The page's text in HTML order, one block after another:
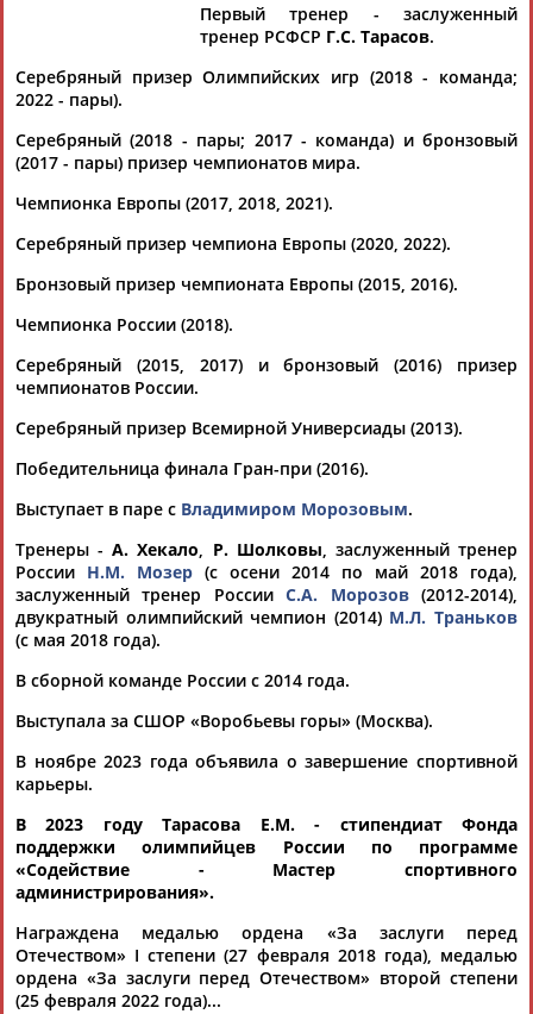
АБАСОВА
АБАЧАРАЕВ
АБАШИДЗЕ
Флюра
АББАТЕ-
Татьяна
АББЯСОВА
Акжана
АБДИКАРИМОВА
Артур
Каримжан
АБДРАХМАНОВ
Аделя
АБДРАХМАНОВА
Андрей
АБДУВАЛИЕВ
Герман
АБДУЛАЕВ
Рамазан
АБДУЛАЕВ
АБДУЛАЕВ
Камиль
АБДУЛАЗИЗОВ АБДУЛБЕКОВ
Камалудин
АБДУЛДАУДОВАБДУЛЖАЛИЛОВ
Магомед
Назир
ЕЩЁ ПЕРСОНЫ
Первый тренер - заслуженный
тренер РСФСР Г.С. Тарасов.
Серебряный призер Олимпийских игр (2018 - команда;
2022 - пары).
Серебряный (2018 - пары; 2017 - команда) и бронзовый
(2017 - пары) призер чемпионатов мира.
Чемпионка Европы (2017, 2018, 2021).
Серебряный призер чемпиона Европы (2020, 2022).
Бронзовый призер чемпионата Европы (2015, 2016).
Чемпионка России (2018).
Серебряный (2015, 2017) и бронзовый (2016) призер
чемпионатов России.
Серебряный призер Всемирной Универсиады (2013).
Победительница финала Гран-при (2016).
Выступает в паре с Владимиром Морозовым.
Тренеры -А. Хекало, Р. Шолковы, заслуженный тренер
России Н.М. Мозер (с осени 2014 по май 2018 года),
заслуженный тренер РоссииС.А. Морозов(2012-2014),
двукратный олимпийский чемпион (2014) М.Л. Траньков
(с мая 2018 года).
В сборной команде России с 2014 года.
Выступала за СШОР «Воробьевы горы» (Москва).
В ноябре 2023 года объявила о завершение спортивной
карьеры.
В 2023 году Тарасова Е.М. - стипендиат Фонда
поддержки олимпийцев России по программе
«Содействие - Мастер спортивного
администрирования».
Награждена медалью ордена «За заслуги перед
Отечеством» I степени (27 февраля 2018 года), медалью
ордена «За заслуги перед Отечеством» второй степени
(25 февраля 2022 года)...